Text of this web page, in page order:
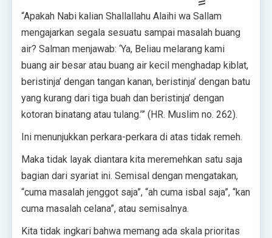
“Apakah Nabi kalian Shallallahu Alaihi wa Sallam
mengajarkan segala sesuatu sampai masalah buang
air? Salman menjawab: ‘Ya, Beliau melarang kami
buang air besar atau buang air kecil menghadap kiblat,
beristinja’ dengan tangan kanan, beristinja’ dengan batu
yang kurang dari tiga buah dan beristinja’ dengan
kotoran binatang atau tulang.’” (HR. Muslim no. 262).
Ini menunjukkan perkara-perkara di atas tidak remeh.
Maka tidak layak diantara kita meremehkan satu saja
bagian dari syariat ini. Semisal dengan mengatakan,
“cuma masalah jenggot saja”, “ah cuma isbal saja”, “kan
cuma masalah celana”, atau semisalnya.
Kita tidak ingkari bahwa memang ada skala prioritas